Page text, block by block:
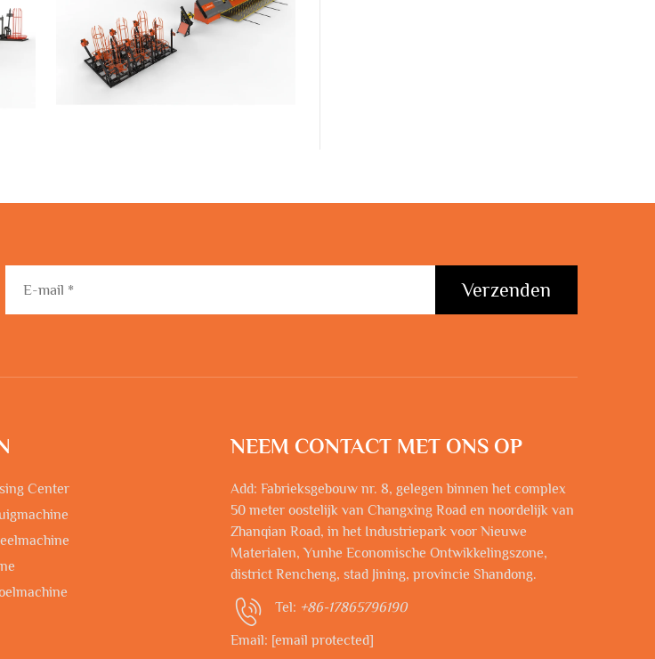
Verzenden
Center
NEEM CONTACT MET ONS OP
Add: Fabrieksgebouw nr. 8, gelegen binnen het complex
50 meter oostelijk van Changxing Road en noordelijk van
Zhanqian Road, in het Industriepark voor Nieuwe
Materialen, Yunhe Economische Ontwikkelingszone,
district Rencheng, stad Jining, provincie Shandong.
Tel: +86-17865796190
Email: [email protected]